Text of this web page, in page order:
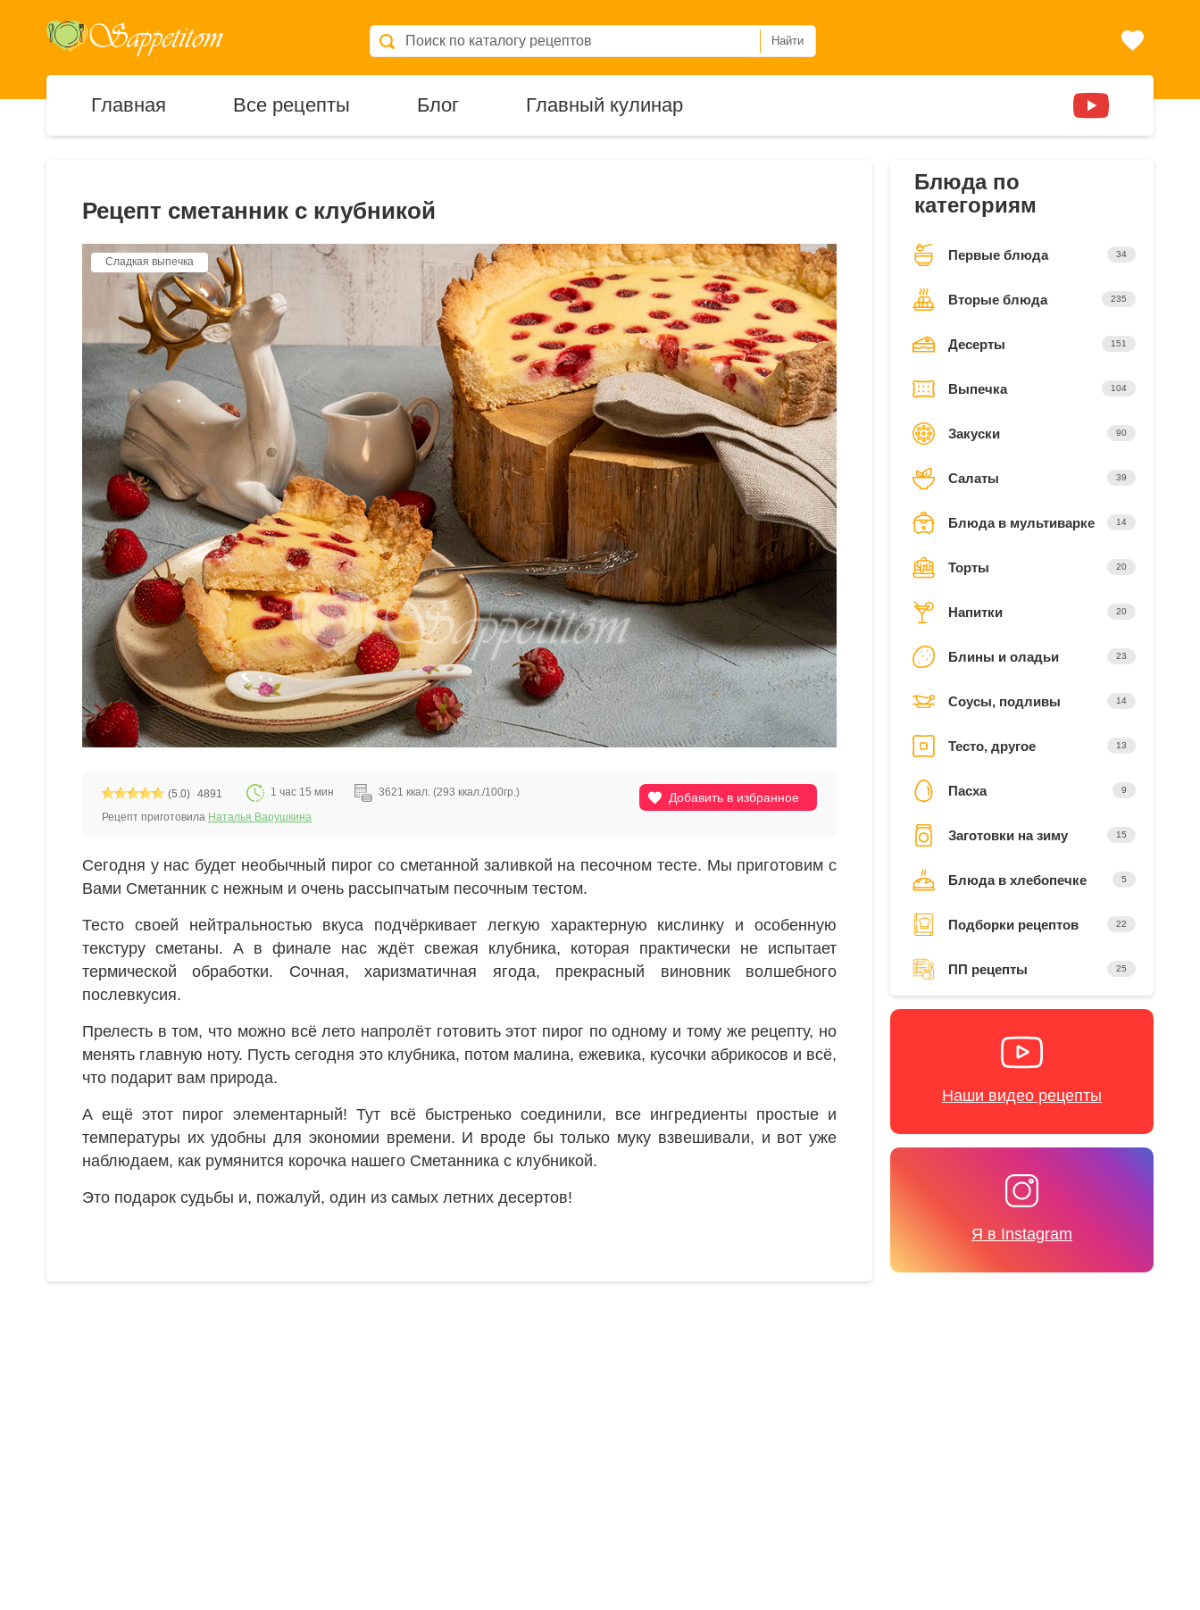
Найти
Главная Все рецепты Блог Главный кулинар
Рецепт сметанник с клубникой
Сладкая выпечка
Добавить в избранное
(5.0) 4891 1 час 15 мин
3621 ккал. (293 ккал./100гр.)
Рецепт приготовила Наталья Варушкина
Сегодня у нас будет необычный пирог со сметанной заливкой на песочном тесте. Мы приготовим с
Вами Сметанник с нежным и очень рассыпчатым песочным тестом.
Тесто своей нейтральностью вкуса подчёркивает легкую характерную кислинку и особенную
текстуру сметаны. А в финале нас ждёт свежая клубника, которая практически не испытает
термической обработки. Сочная, харизматичная ягода, прекрасный виновник волшебного
послевкусия.
Прелесть в том, что можно всё лето напролёт готовить этот пирог по одному и тому же рецепту, но
менять главную ноту. Пусть сегодня это клубника, потом малина, ежевика, кусочки абрикосов и всё,
что подарит вам природа.
А ещё этот пирог элементарный! Тут всё быстренько соединили, все ингредиенты простые и
температуры их удобны для экономии времени. И вроде бы только муку взвешивали, и вот уже
наблюдаем, как румянится корочка нашего Сметанника с клубникой.
Это подарок судьбы и, пожалуй, один из самых летних десертов!
Блюда по
категориям
Первые блюда 34
Вторые блюда 235
Десерты 151
Выпечка 104
Закуски 90
Салаты 39
Блюда в мультиварке 14
Торты 20
Напитки 20
Блины и оладьи 23
Соусы, подливы 14
Тесто, другое 13
Пасха 9
Заготовки на зиму 15
Блюда в хлебопечке 5
Подборки рецептов 22
ПП рецепты 25
Наши видео рецепты
Я в Instagram